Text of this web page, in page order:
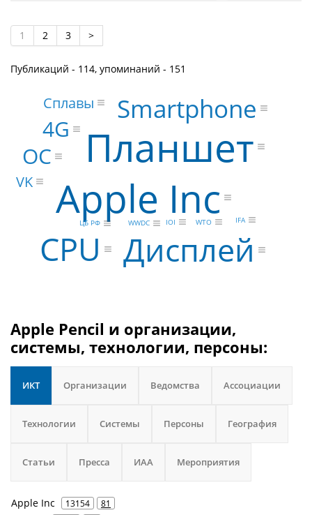
1 2 3 >
Публикаций - 114, упоминаний - 151
Apple Inc
Планшет
CPU Дисплей
Smartphone
4G
ОС
Сплавы
VK
ЦБ РФ WWDC IOI IFA
WTO
Apple Pencil и организации,
системы, технологии, персоны:
ИКТ Организации Ведомства Ассоциации
Технологии Системы Персоны География
Статьи Пресса ИАА Мероприятия
Apple Inc 13154 81